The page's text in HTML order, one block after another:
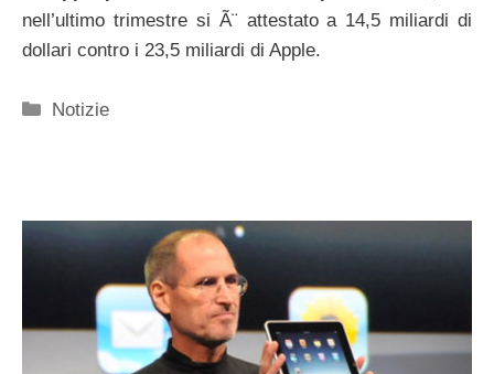
nell’ultimo trimestre si Ã¨ attestato a 14,5 miliardi di
dollari contro i 23,5 miliardi di Apple.
Categorie
Notizie